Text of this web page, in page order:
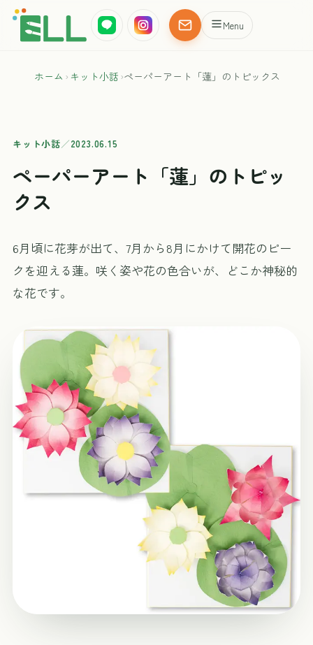
Menu
ホーム › キット小話 ›ペーパーアート「蓮」のトピックス
キット小話／2023.06.15
ペーパーアート「蓮」のトピッ
クス
6月頃に花芽が出て、7月から8月にかけて開花のピー
クを迎える蓮。咲く姿や花の色合いが、どこか神秘的
な花です。